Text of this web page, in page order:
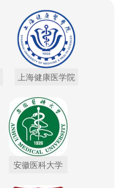
上海健康医学院
安徽医科大学